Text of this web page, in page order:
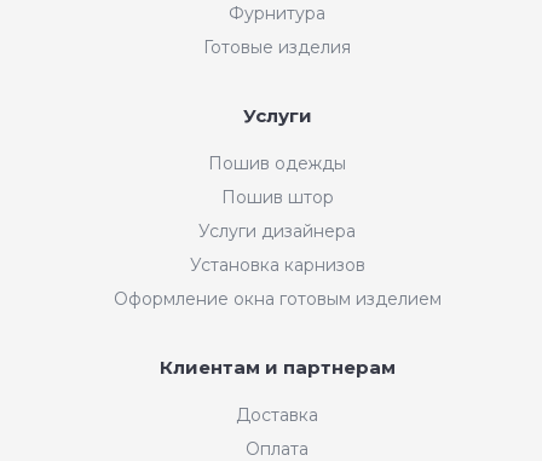
Фурнитура
Готовые изделия
Услуги
Пошив одежды
Пошив штор
Услуги дизайнера
Установка карнизов
Оформление окна готовым изделием
Клиентам и партнерам
Доставка
Оплата